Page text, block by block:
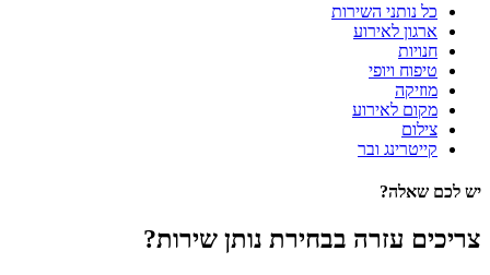
כל נותני השירות
ארגון לאירוע
חנויות
טיפוח ויופי
מוזיקה
מקום לאירוע
צילום
קייטרינג ובר
יש לכם שאלה?
צריכים עזרה בבחירת נותן שירות?